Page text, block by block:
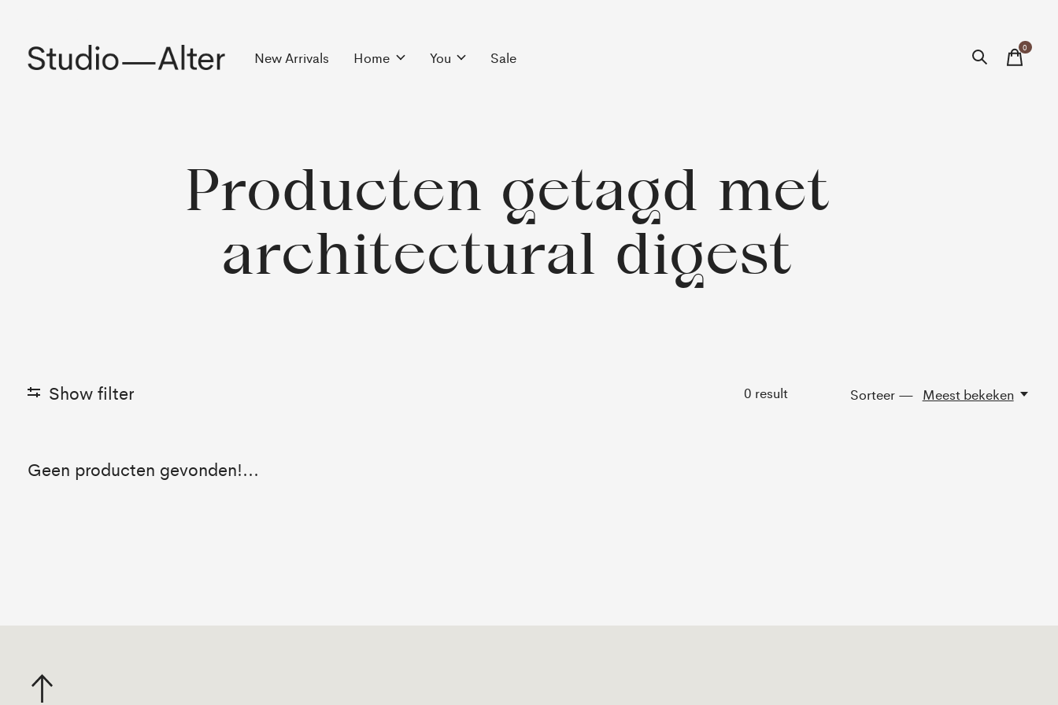
New Arrivals Home You Sale
0items
Producten getagd met
architectural digest
Show filter 0 result Sorteer — Meest bekeken
Geen producten gevonden!...